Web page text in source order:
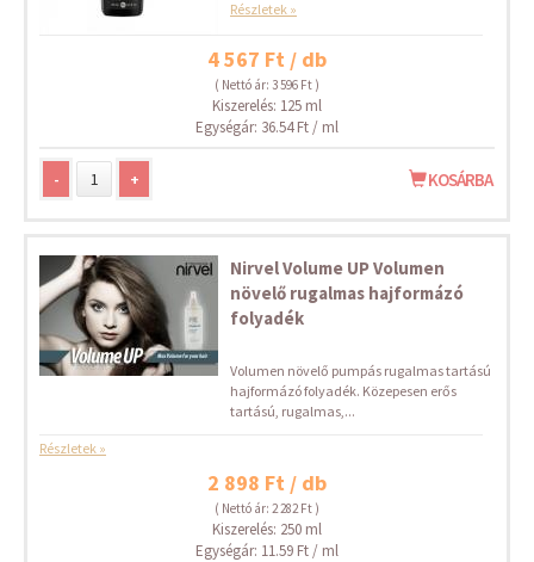
Részletek »
4 567 Ft / db
( Nettó ár: 3 596 Ft )
Kiszerelés: 125 ml
Egységár: 36.54 Ft / ml
- + KOSÁRBA
Nirvel Volume UP Volumen
növelő rugalmas hajformázó
folyadék
Volumen növelő pumpás rugalmas tartású
hajformázó folyadék. Közepesen erős
tartású, rugalmas,...
Részletek »
2 898 Ft / db
( Nettó ár: 2 282 Ft )
Kiszerelés: 250 ml
Egységár: 11.59 Ft / ml